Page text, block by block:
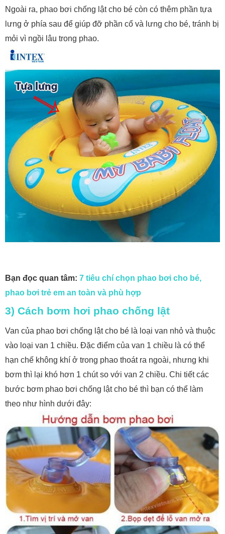
Ngoài ra, phao bơi chống lật cho bé còn có thêm phần tựa
lưng ở phía sau để giúp đỡ phần cổ và lưng cho bé, tránh bị
mỏi vì ngồi lâu trong phao.
Bạn đọc quan tâm: 7 tiêu chí chọn phao bơi cho bé,
phao bơi trẻ em an toàn và phù hợp
3) Cách bơm hơi phao chống lật
Van của phao bơi chống lật cho bé là loại van nhỏ và thuộc
vào loại van 1 chiều. Đặc điểm của van 1 chiều là có thể
hạn chế không khí ở trong phao thoát ra ngoài, nhưng khi
bơm thì lại khó hơn 1 chút so với van 2 chiều. Chi tiết các
bước bơm phao bơi chống lật cho bé thì bạn có thể làm
theo như hình dưới đây: